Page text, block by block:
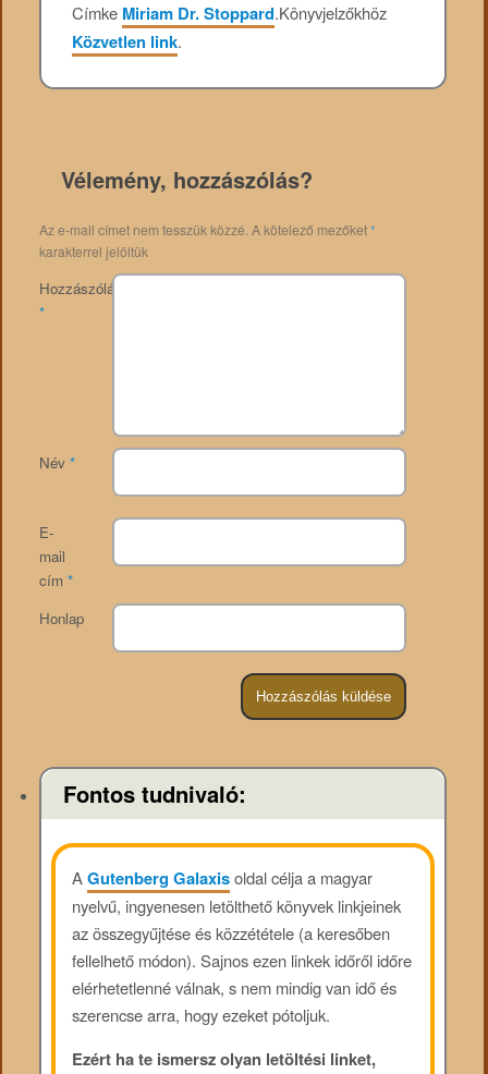
Címke Miriam Dr. Stoppard.Könyvjelzőkhöz
Közvetlen link.
Vélemény, hozzászólás?
Az e-mail címet nem tesszük közzé. A kötelező mezőket*
karakterrel jelöltük
Hozzászólás
*
Név *
E-
mail
cím *
Honlap
Fontos tudnivaló:
AGutenberg Galaxisoldal célja a magyar
nyelvű, ingyenesen letölthető könyvek linkjeinek
az összegyűjtése és közzététele (a keresőben
fellelhető módon). Sajnos ezen linkek időről időre
elérhetetlenné válnak, s nem mindig van idő és
szerencse arra, hogy ezeket pótoljuk.
Ezért ha te ismersz olyan letöltési linket,